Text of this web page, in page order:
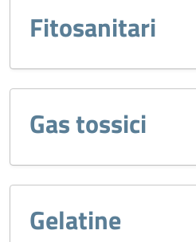
Fitosanitari
Gas tossici
Gelatine